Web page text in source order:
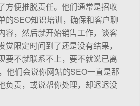
方便推脱责任。他们通常是招收
的SEO知识培训，确保和客户聊
容，然后就开始销售工作，谈客
觉限定时间到了还是没有结果，
要不就联系不上，要不就说已离
他们会说你网站的SEO一直是那
负责，或说帮你处理，却迟迟没